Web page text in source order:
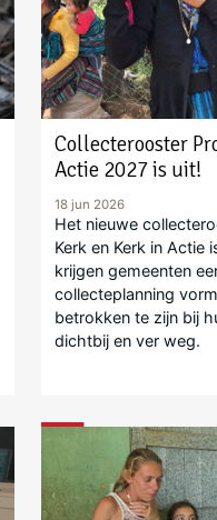
Collecterooster
Actie 2027 is uit!
18 jun 2026
Het nieuwe
Kerk en Kerk in
krijgen gemeenten
collecteplanning
betrokken te zijn bij
dichtbij en ver weg.